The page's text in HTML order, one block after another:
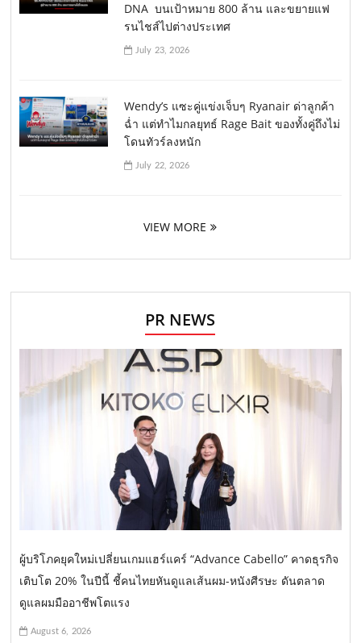
DNA บนเป้าหมาย 800 ล้าน และขยายแฟ
รนไชส์ไปต่างประเทศ
July 23, 2026
Wendy’s แซะคู่แข่งเจ็บๆ Ryanair ด่าลูกค้า
ฉ่ำ แต่ทำไมกลยุทธ์ Rage Bait ของทั้งคู่ถึงไม่
โดนทัวร์ลงหนัก
July 22, 2026
VIEW MORE
PR NEWS
ผู้บริโภคยุคใหม่เปลี่ยนเกมแฮร์แคร์ “Advance Cabello” คาดธุรกิจ
เติบโต 20% ในปีนี้ ชี้คนไทยหันดูแลเส้นผม-หนังศีรษะ ดันตลาด
ดูแลผมมืออาชีพโตแรง
August 6, 2026